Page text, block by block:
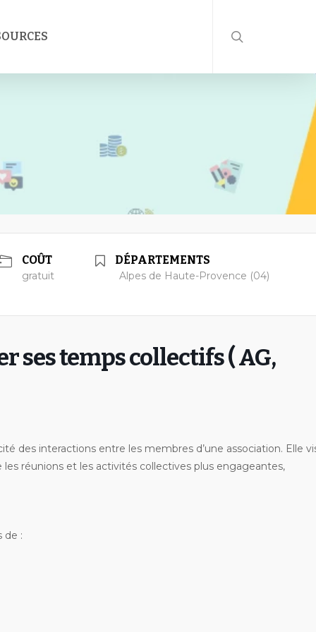
COÛT
gratuit
DÉPARTEMENTS
Alpes de Haute-Provence (04)
ses temps collectifs ( AG,
des interactions entre les membres d’une association. Elle
réunions et les activités collectives plus engageantes,
de :